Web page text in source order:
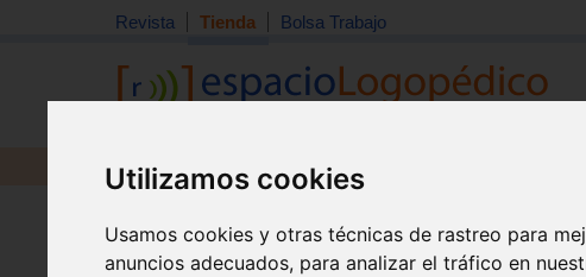
Utilizamos cookies
Usamos cookies y otras técnicas de rastreo para
anuncios adecuados, para analizar el tráfico en
Revista Tienda Bolsa Trabajo
Revista Libros Material